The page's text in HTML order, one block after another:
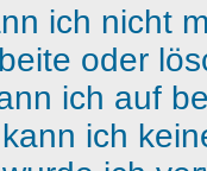
ich nicht
oder
ich auf
ich